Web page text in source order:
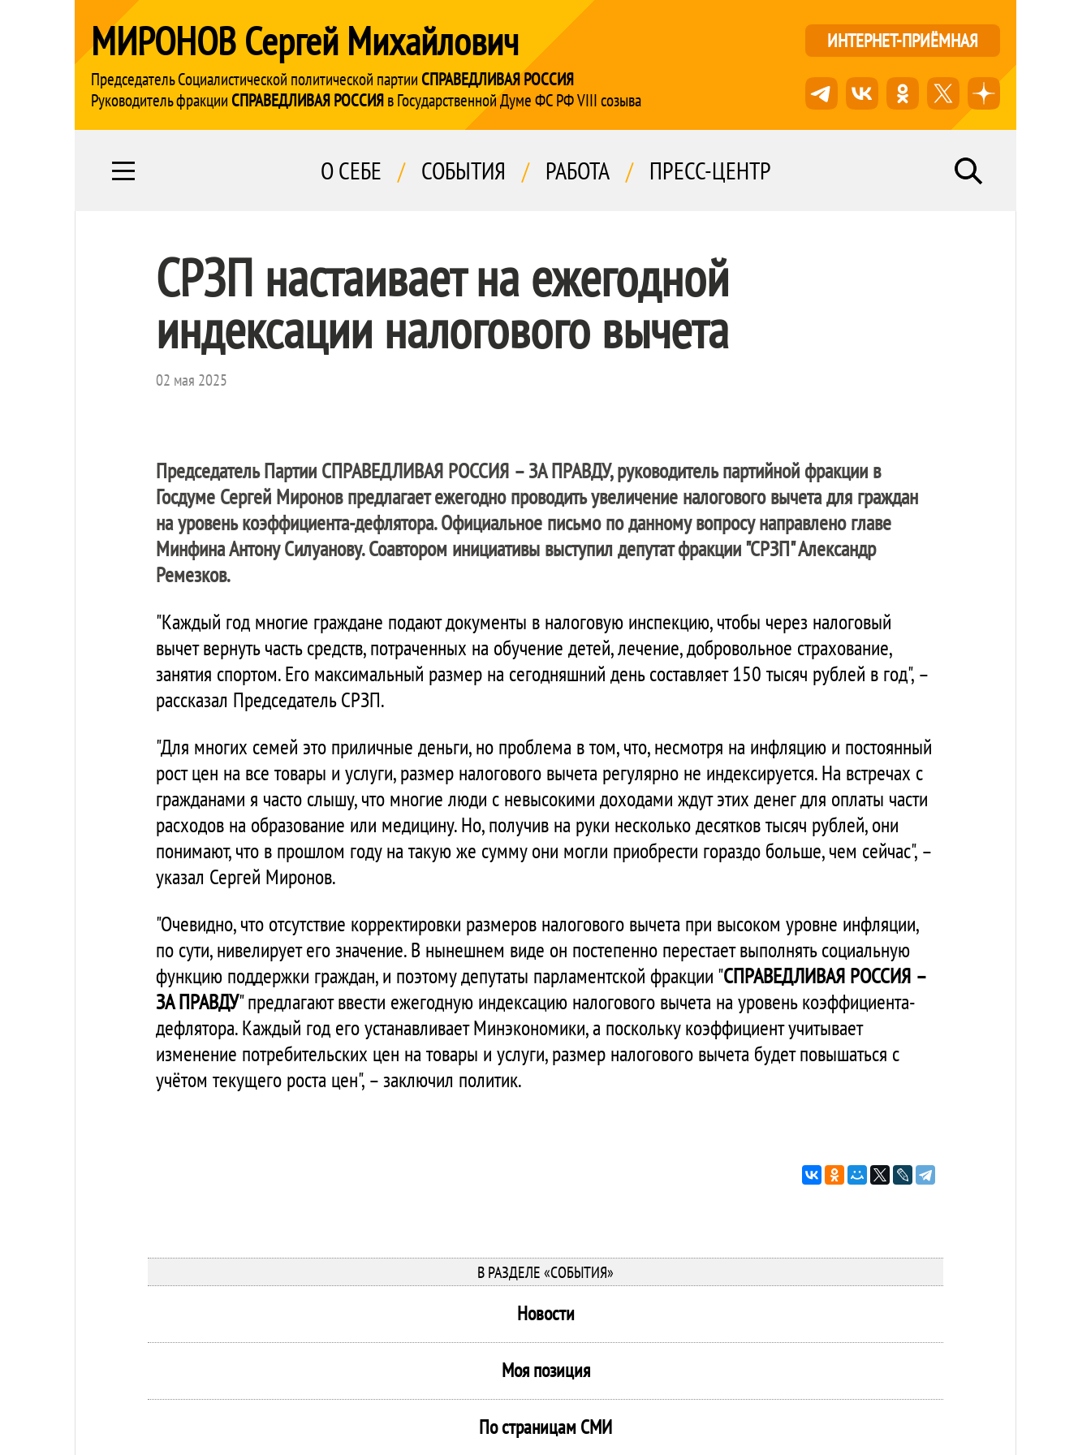
МИРОНОВ Сергей Михайлович
Председатель Социалистической политической партии СПРАВЕДЛИВАЯ РОССИЯ
Руководитель фракции СПРАВЕДЛИВАЯ РОССИЯв Государственной Думе ФС РФ VIII созыва
ИНТЕРНЕТ-ПРИЁМНАЯ
О СЕБЕ / СОБЫТИЯ / РАБОТА / ПРЕСС-ЦЕНТР
СРЗП настаивает на ежегодной
индексации налогового вычета
02 мая 2025
Председатель Партии СПРАВЕДЛИВАЯ РОССИЯ – ЗА ПРАВДУ, руководитель партийной фракции в
Госдуме Сергей Миронов предлагает ежегодно проводить увеличение налогового вычета для граждан
на уровень коэффициента-дефлятора. Официальное письмо по данному вопросу направлено главе
Минфина Антону Силуанову. Соавтором инициативы выступил депутат фракции "СРЗП" Александр
Ремезков.
"Каждый год многие граждане подают документы в налоговую инспекцию, чтобы через налоговый
вычет вернуть часть средств, потраченных на обучение детей, лечение, добровольное страхование,
занятия спортом. Его максимальный размер на сегодняшний день составляет 150 тысяч рублей в год", –
рассказал Председатель СРЗП.
"Для многих семей это приличные деньги, но проблема в том, что, несмотря на инфляцию и постоянный
рост цен на все товары и услуги, размер налогового вычета регулярно не индексируется. На встречах с
гражданами я часто слышу, что многие люди с невысокими доходами ждут этих денег для оплаты части
расходов на образование или медицину. Но, получив на руки несколько десятков тысяч рублей, они
понимают, что в прошлом году на такую же сумму они могли приобрести гораздо больше, чем сейчас", –
указал Сергей Миронов.
"Очевидно, что отсутствие корректировки размеров налогового вычета при высоком уровне инфляции,
по сути, нивелирует его значение. В нынешнем виде он постепенно перестает выполнять социальную
функцию поддержки граждан, и поэтому депутаты парламентской фракции "СПРАВЕДЛИВАЯ РОССИЯ –
ЗА ПРАВДУ" предлагают ввести ежегодную индексацию налогового вычета на уровень коэффициента-
дефлятора. Каждый год его устанавливает Минэкономики, а поскольку коэффициент учитывает
изменение потребительских цен на товары и услуги, размер налогового вычета будет повышаться с
учётом текущего роста цен", – заключил политик.
В РАЗДЕЛЕ «СОБЫТИЯ»
Новости
Моя позиция
По страницам СМИ